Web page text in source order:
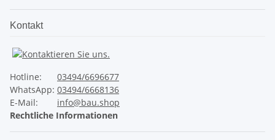
Kontakt
Hotline:
03494/6696677
WhatsApp: 03494/6668136
E-Mail:
info@bau.shop
Rechtliche Informationen